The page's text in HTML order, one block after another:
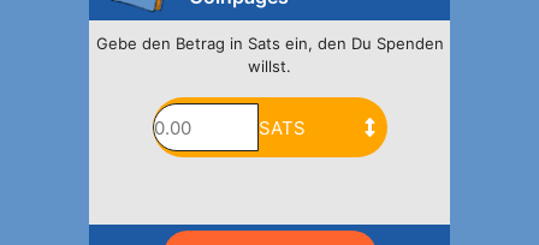
Gebe den Betrag in Sats ein, den Du Spenden
willst.